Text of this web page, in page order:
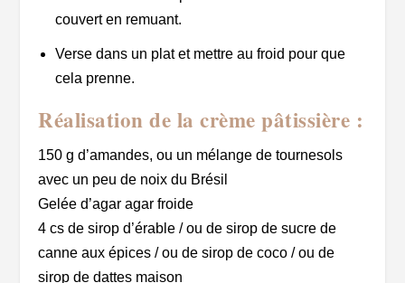
couvert en remuant.
Verse dans un plat et mettre au froid pour que
cela prenne.
Réalisation de la crème pâtissière :
150 g d’amandes, ou un mélange de tournesols
avec un peu de noix du Brésil
Gelée d’agar agar froide
4 cs de sirop d’érable / ou de sirop de sucre de
canne aux épices / ou de sirop de coco / ou de
sirop de dattes maison